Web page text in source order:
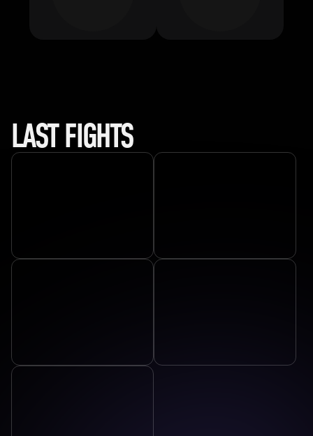
LAST FIGHTS